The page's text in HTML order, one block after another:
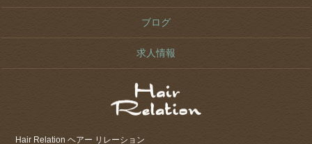
ブログ
求人情報
Hair Relation ヘアー リレーション